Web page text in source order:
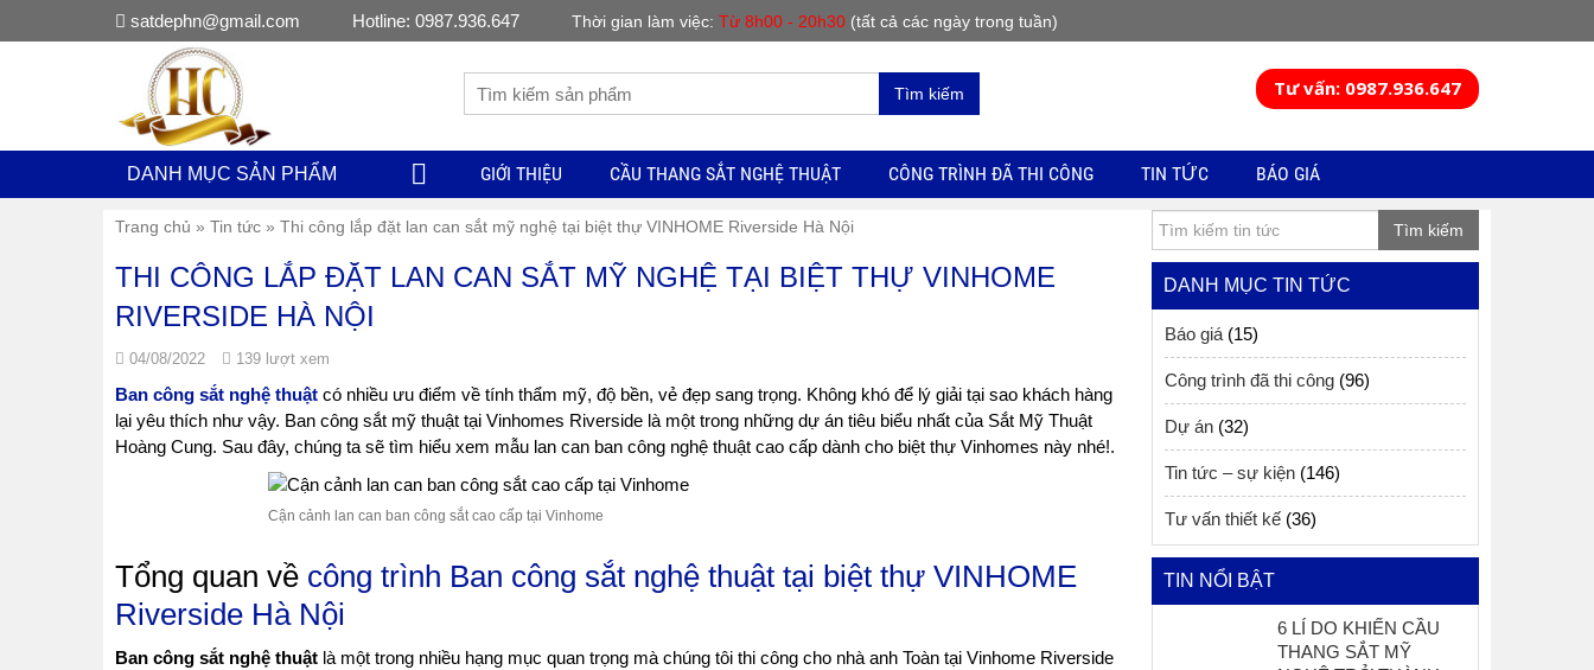
satdephn@gmail.com Hotline: 0987.936.647 Thời gian làm việc: Từ 8h00 - 20h30 (tất cả các ngày trong tuần)
Tìm kiếm Tư vấn: 0987.936.647
DANH MỤC SẢN PHẨM GIỚI THIỆU CẦU THANG SẮT NGHỆ THUẬT CÔNG TRÌNH ĐÃ THI CÔNG TIN TỨC BÁO GIÁ
Trang chủ » Tin tức » Thi công lắp đặt lan can sắt mỹ nghệ tại biệt thự VINHOME Riverside Hà Nội
THI CÔNG LẮP ĐẶT LAN CAN SẮT MỸ NGHỆ TẠI BIỆT THỰ VINHOME
RIVERSIDE HÀ NỘI
04/08/2022 139 lượt xem
Ban công sắt nghệ thuật có nhiều ưu điểm về tính thẩm mỹ, độ bền, vẻ đẹp sang trọng. Không khó để lý giải tại sao khách hàng
lại yêu thích như vậy. Ban công sắt mỹ thuật tại Vinhomes Riverside là một trong những dự án tiêu biểu nhất của Sắt Mỹ Thuật
Hoàng Cung. Sau đây, chúng ta sẽ tìm hiểu xem mẫu lan can ban công nghệ thuật cao cấp dành cho biệt thự Vinhomes này nhé!.
Cận cảnh lan can ban công sắt cao cấp tại Vinhome
Tổng quan về công trình Ban công sắt nghệ thuật tại biệt thự VINHOME
Riverside Hà Nội
Ban công sắt nghệ thuật là một trong nhiều hạng mục quan trọng mà chúng tôi thi công cho nhà anh Toàn tại Vinhome Riverside
Tìm kiếm
DANH MỤC TIN TỨC
Báo giá(15)
Công trình đã thi công(96)
Dự án(32)
Tin tức – sự kiện(146)
Tư vấn thiết kế(36)
TIN NỔI BẬT
6 LÍ DO KHIẾN CẦU
THANG SẮT MỸ